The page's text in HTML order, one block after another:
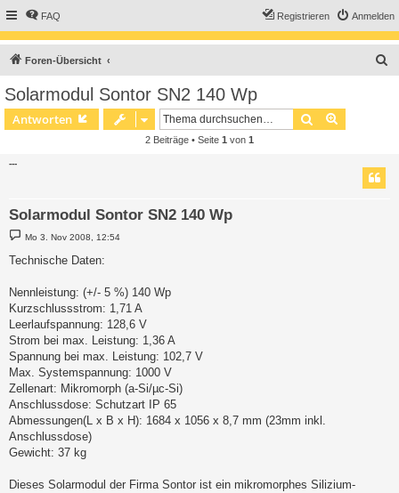
FAQ Anmelden
Registrieren
Foren-Übersicht
Solarmodul Sontor SN2 140 Wp
Antworten Suche
2 Beiträge • Seite 1 von 1
---
Solarmodul Sontor SN2 140 Wp
B
e
t
g
Mo 3. Nov 2008, 12:54
Technische Daten:
Nennleistung: (+/- 5 %) 140 Wp
Kurzschlussstrom: 1,71 A
Leerlaufspannung: 128,6 V
Strom bei max. Leistung: 1,36 A
Spannung bei max. Leistung: 102,7 V
Max. Systemspannung: 1000 V
Zellenart: Mikromorph (a-Si/µc-Si)
Anschlussdose: Schutzart IP 65
Abmessungen(L x B x H): 1684 x 1056 x 8,7 mm (23mm inkl.
Anschlussdose)
Gewicht: 37 kg
Dieses Solarmodul der Firma Sontor ist ein mikromorphes Silizium-